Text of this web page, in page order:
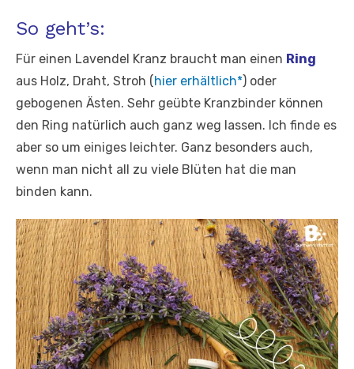
So geht’s:
Für einen Lavendel Kranz braucht man einen Ring
aus Holz, Draht, Stroh (hier erhältlich*) oder
gebogenen Ästen. Sehr geübte Kranzbinder können
den Ring natürlich auch ganz weg lassen. Ich finde es
aber so um einiges leichter. Ganz besonders auch,
wenn man nicht all zu viele Blüten hat die man
binden kann.